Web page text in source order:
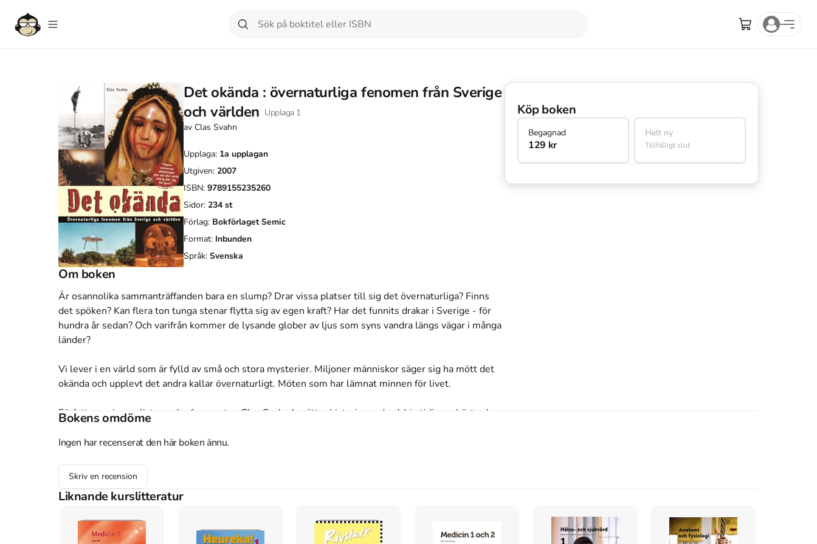
Det okända : övernaturliga fenomen från Sverige
och världen Upplaga 1
av Clas Svahn
Upplaga: 1a upplagan
Utgiven: 2007
ISBN: 9789155235260
Sidor: 234 st
Förlag: Bokförlaget Semic
Format: Inbunden
Språk: Svenska
Om boken
Är osannolika sammanträffanden bara en slump? Drar vissa platser till sig det övernaturliga? Finns
det spöken? Kan flera ton tunga stenar flytta sig av egen kraft? Har det funnits drakar i Sverige - för
hundra år sedan? Och varifrån kommer de lysande glober av ljus som syns vandra längs vägar i många
länder?
Vi lever i en värld som är fylld av små och stora mysterier. Miljoner människor säger sig ha mött det
okända och upplevt det andra kallar övernaturligt. Möten som har lämnat minnen för livet.
Författaren, journalisten och ufoexperten Clas Svahn berättar historierna du aldrig tidigare hört och
lyssna till fascinerande berättelser från förr och nu. Din värld blir sig aldrig mera lik!
Åtkomstkoder och digitalt tilläggsmaterial garanteras inte med begagnade böcker
Mer om Det okända : övernaturliga fenomen från Sverige och världen (2007)
Köp boken
Begagnad
129 kr
Helt ny
Tillfälligt slut
Bokens omdöme
Ingen har recenserat den här boken ännu.
Skriv en recension
Liknande kurslitteratur